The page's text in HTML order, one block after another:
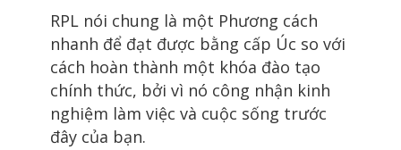
RPL nói chung là một Phương cách
nhanh để đạt được bằng cấp Úc so với
cách hoàn thành một khóa đào tạo
chính thức, bởi vì nó công nhận kinh
nghiệm làm việc và cuộc sống trước
đây của bạn.